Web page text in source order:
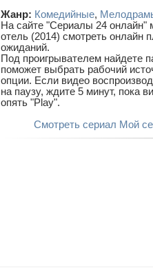
Жанр: Комедийные,
На сайте "Сериалы 24
отель (2014) смотреть онлайн
ожиданий.
Под проигрывателем найдете
поможет выбрать рабочий
опции. Если видео
на паузу, ждите 5 минут, пока
опять "Play".
Смотреть сериал Мой